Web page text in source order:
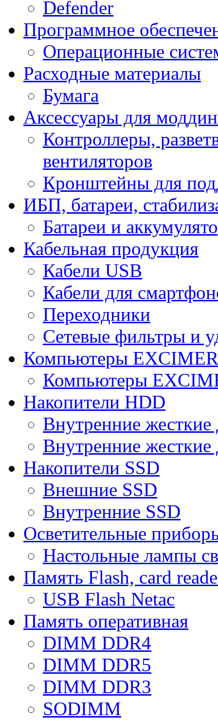
Defender
Программное
Операционные
Расходные материалы
Бумага
Аксессуары для
Контроллеры,
вентиляторов
Кронштейны для
ИБП, батареи,
Батареи и
Кабельная продукция
Кабели USB
Кабели для
Переходники
Сетевые фильтры и
Компьютеры
Компьютеры
Накопители HDD
Внутренние
Внутренние
Накопители SSD
Внешние SSD
Внутренние SSD
Осветительные
Настольные лампы
Память Flash, card
USB Flash Netac
Память оперативная
DIMM DDR4
DIMM DDR5
DIMM DDR3
SODIMM